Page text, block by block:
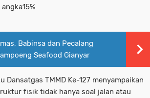
Babinsa dan Pecalang
Seafood Gianyar
Dansatgas TMMD Ke-127 menyampaikan
fisik tidak hanya soal jalan atau